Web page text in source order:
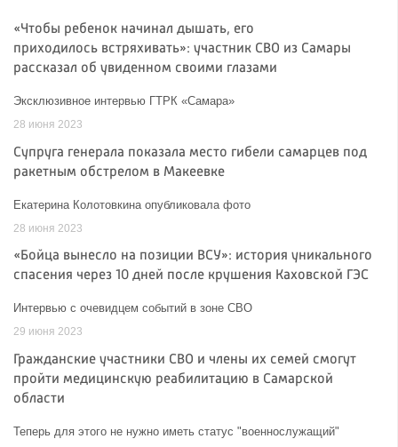
«Чтобы ребенок начинал дышать, его
приходилось встряхивать»: участник СВО из Самары
рассказал об увиденном своими глазами
Эксклюзивное интервью ГТРК «Самара»
28 июня 2023
Супруга генерала показала место гибели самарцев под
ракетным обстрелом в Макеевке
Екатерина Колотовкина опубликовала фото
28 июня 2023
«Бойца вынесло на позиции ВСУ»: история уникального
спасения через 10 дней после крушения Каховской ГЭС
Интервью с очевидцем событий в зоне СВО
29 июня 2023
Гражданские участники СВО и члены их семей смогут
пройти медицинскую реабилитацию в Самарской
области
Теперь для этого не нужно иметь статус "военнослужащий"